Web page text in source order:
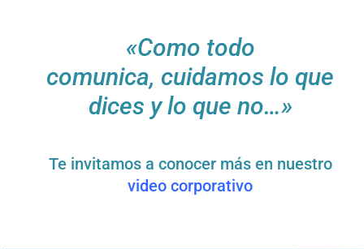
«Como todo
comunica, cuidamos lo que
dices y lo que no…»
Te invitamos a conocer más en nuestro
video corporativo